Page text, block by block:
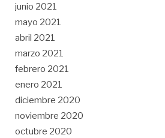
junio 2021
mayo 2021
abril 2021
marzo 2021
febrero 2021
enero 2021
diciembre 2020
noviembre 2020
octubre 2020